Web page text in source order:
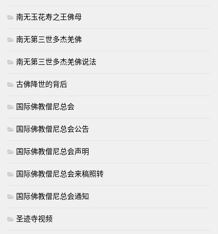
南无玉花寿之王佛母
南无第三世多杰羌佛
南无第三世多杰羌佛说法
古佛降世的背后
国际佛教僧尼总会
国际佛教僧尼总会公告
国际佛教僧尼总会声明
国际佛教僧尼总会来稿照转
国际佛教僧尼总会通知
圣迹寺视频